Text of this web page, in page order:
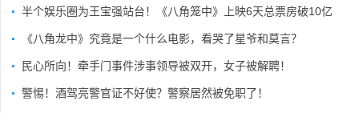
半个娱乐圈为王宝强站台！《八角笼中》上映6天总票房破10亿
《八角龙中》究竟是一个什么电影，看哭了星爷和莫言？
民心所向！牵手门事件涉事领导被双开，女子被解聘！
警惕！酒驾亮警官证不好使？警察居然被免职了！